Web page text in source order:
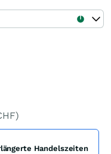
Handelszeiten